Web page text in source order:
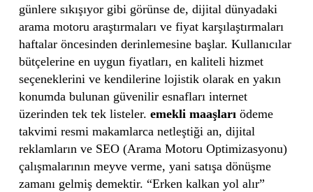
günlere sıkışıyor gibi görünse de, dijital dünyadaki
arama motoru araştırmaları ve fiyat karşılaştırmaları
haftalar öncesinden derinlemesine başlar. Kullanıcılar
bütçelerine en uygun fiyatları, en kaliteli hizmet
seçeneklerini ve kendilerine lojistik olarak en yakın
konumda bulunan güvenilir esnafları internet
üzerinden tek tek listeler. emekli maaşlarıödeme
takvimi resmi makamlarca netleştiği an, dijital
reklamların ve SEO (Arama Motoru Optimizasyonu)
çalışmalarının meyve verme, yani satışa dönüşme
zamanı gelmiş demektir. “Erken kalkan yol alır”